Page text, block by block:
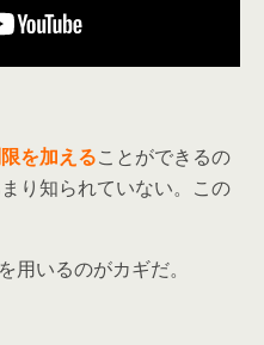
を加えることができるの
り知られていない。この
を用いるのがカギだ。